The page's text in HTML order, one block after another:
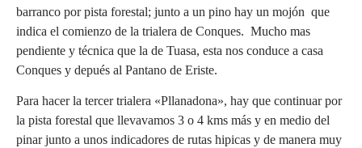
barranco por pista forestal; junto a un pino hay un mojón que
indica el comienzo de la trialera de Conques. Mucho mas
pendiente y técnica que la de Tuasa, esta nos conduce a casa
Conques y depués al Pantano de Eriste.
Para hacer la tercer trialera «Pllanadona», hay que continuar por
la pista forestal que llevavamos 3 o 4 kms más y en medio del
pinar junto a unos indicadores de rutas hipicas y de manera muy